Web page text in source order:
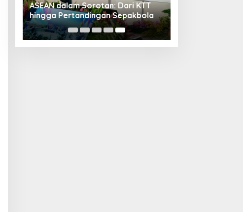
ASEAN dalam Sorotan: Dari KTT
hingga Pertandingan Sepakbola